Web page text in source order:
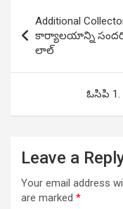
navigation
Additional
కార్యాల‌యాన్ని
లాల్
ఓసిపి 1.
Leave a
Your email address
are marked *